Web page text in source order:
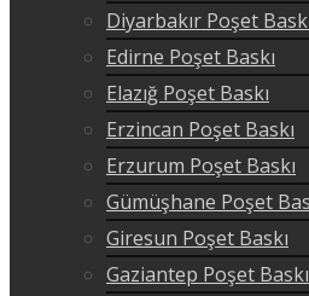
Diyarbakır Poşet
Edirne Poşet Baskı
Elazığ Poşet Baskı
Erzincan Poşet Baskı
Erzurum Poşet Baskı
Gümüşhane Poşet
Giresun Poşet Baskı
Gaziantep Poşet Baskı